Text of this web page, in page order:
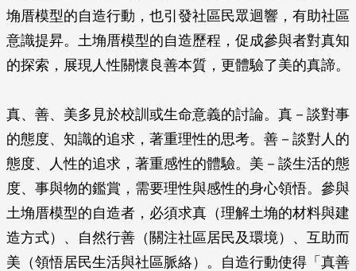
埆厝模型的自造行動，也引發社區民眾迴響，有助社區
意識提昇。土埆厝模型的自造歷程，促成參與者對真知
的探索，展現人性關懷良善本質，更體驗了美的真諦。
真、善、美多見於校訓或生命意義的討論。真－談對事
的態度、知識的追求，著重理性的思考。善－談對人的
態度、人性的追求，著重感性的體驗。美－談生活的態
度、事與物的鑑賞，需要理性與感性的身心領悟。參與
土埆厝模型的自造者，必須求真（理解土埆的材料與建
造方式）、自然行善（關注社區居民及環境）、互助而
美（領悟居民生活與社區脈絡）。自造行動使得「真善